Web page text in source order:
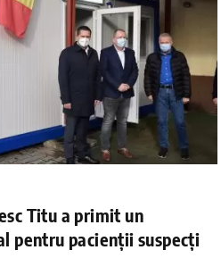
Titu a primit un
pentru pacienţii suspecţi